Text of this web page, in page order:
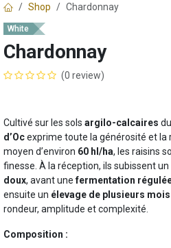
Shop Chardonnay
White
Chardonnay
(0 review)
Cultivé sur les sols argilo-calcaires du
d’Ocexprime toute la générosité et la
moyen d’environ 60 hl/ha, les raisins
finesse. À la réception, ils subissent un
doux, avant unefermentation régulée
ensuite un élevage de plusieurs
rondeur, amplitude et complexité.
Composition :